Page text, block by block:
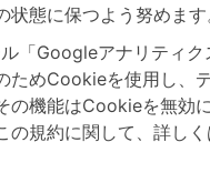
態に保つよう努めます
「Googleアナリティ
めCookieを使用し、
の機能はCookieを無効
の規約に関して、詳しく